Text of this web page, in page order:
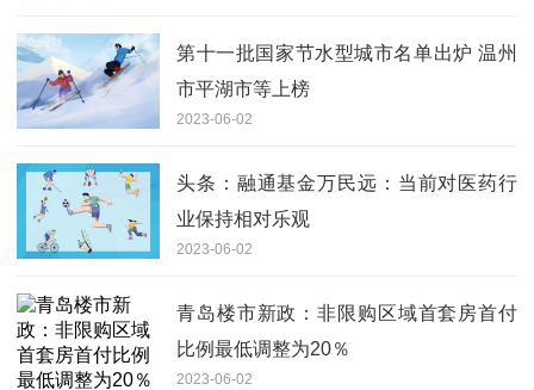
第十一批国家节水型城市名单出炉 温州
市平湖市等上榜
2023-06-02
头条：融通基金万民远：当前对医药行
业保持相对乐观
2023-06-02
青岛楼市新政：非限购区域首套房首付
比例最低调整为20％
2023-06-02